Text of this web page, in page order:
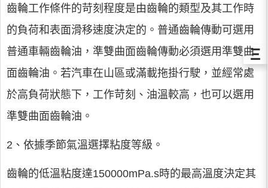
齒輪工作條件的苛刻程度是由齒輪的類型及其工作時
的負荷和表面滑移速度決定的。普通齒輪傳動可選用
普通車輛齒輪油，準雙曲面齒輪傳動必須選用準雙曲
面齒輪油。若汽車在山區或滿載拖掛行駛，並經常處
於高負荷狀態下，工作苛刻、油溫較高，也可以選用
準雙曲面齒輪油。
2、依據季節氣溫選擇粘度等級。
齒輪的低溫粘度達150000mPa.s時的最高溫度決定其
Ξ